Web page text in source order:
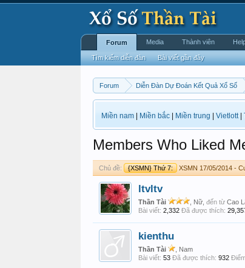
Forum Diễn Đàn Dự Đoán Kết Quả Xổ Số
Miền nam Miền bắc Miền trung Vietlott|
Members Who Liked
Chủ đề: {XSMN} Thứ 7: XSMN 17/05/2014 -
ltvltv
Thần Tài , Nữ, đến từ Cao
Bài viết: 2,332 Đã được thích:
kienthu
Thần Tài
, Nam
Bài viết: 53 Đã được thích: 932
Forum
Tìm kiếm diễn đàn Bài viết gần đây
Media Thành viên